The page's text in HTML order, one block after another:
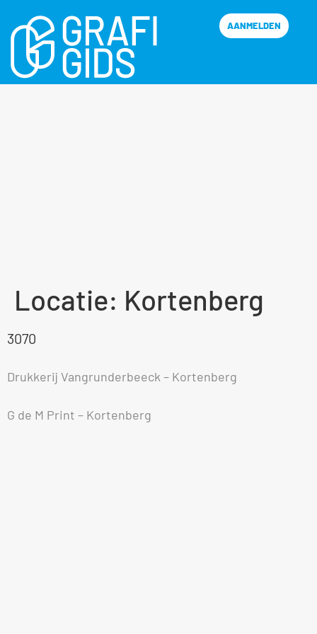
AANMELDEN
Locatie: Kortenberg
3070
Drukkerij Vangrunderbeeck – Kortenberg
G de M Print – Kortenberg